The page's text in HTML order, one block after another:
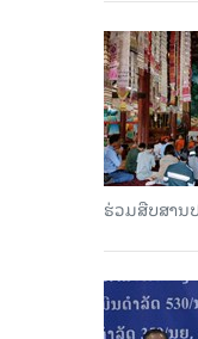
ຮ່ວມສືບສານ